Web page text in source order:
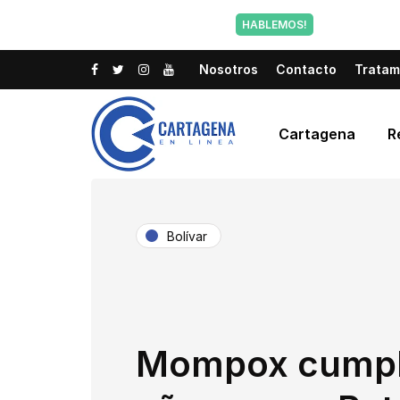
HABLEMOS!
Nosotros Contacto
Cartagena
Bolívar
Mompox